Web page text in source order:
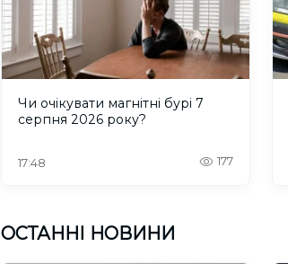
Чи очікувати магнітні бурі 7
серпня 2026 року?
17:48 177
ОСТАННІ НОВИНИ